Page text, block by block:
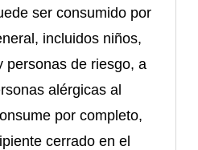
ser consumido por
incluidos niños,
personas de riesgo, a
alérgicas al
por completo,
cerrado en el